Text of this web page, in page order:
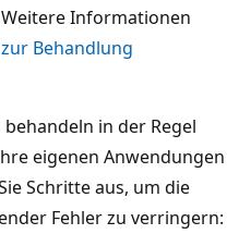
Informationen
Behandlung
in der Regel
eigenen Anwendungen
Schritte aus, um die
Fehler zu verringern: